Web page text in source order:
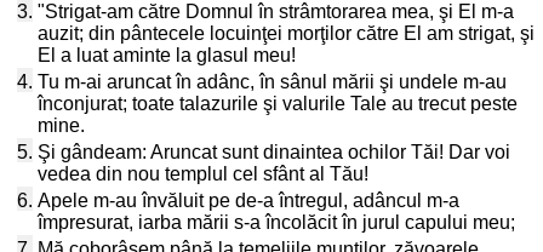
3. "Strigat-am către Domnul în strâmtorarea mea, şi El m-a
auzit; din pântecele locuinţei morţilor către El am strigat, şi
El a luat aminte la glasul meu!
4. Tu m-ai aruncat în adânc, în sânul mării şi undele m-au
înconjurat; toate talazurile şi valurile Tale au trecut peste
mine.
5. Şi gândeam: Aruncat sunt dinaintea ochilor Tăi! Dar voi
vedea din nou templul cel sfânt al Tău!
6. Apele m-au învăluit pe de-a întregul, adâncul m-a
împresurat, iarba mării s-a încolăcit în jurul capului meu;